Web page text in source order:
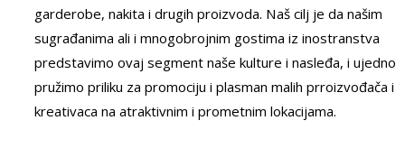
garderobe, nakita i drugih proizvoda. Naš cilj je da našim
sugrađanima ali i mnogobrojnim gostima iz inostranstva
predstavimo ovaj segment naše kulture i nasleđa, i ujedno
pružimo priliku za promociju i plasman malih prroizvođača i
kreativaca na atraktivnim i prometnim lokacijama.